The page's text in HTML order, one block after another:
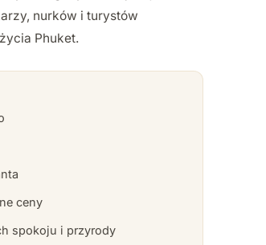
nurków i turystów
Phuket.
ceny
spokoju i przyrody